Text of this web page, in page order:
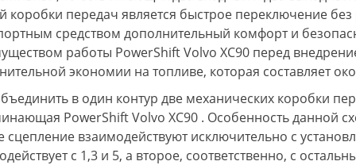
коробки передач является быстрое переключение
средством дополнительный комфорт и
работы PowerShift Volvo XC90 перед
экономии на топливе, которая составляет
в один контур две механических коробки
PowerShift Volvo XC90 . Особенность данной
сцепление взаимодействуют исключительно с
с 1,3 и 5, а второе, соответственно, с